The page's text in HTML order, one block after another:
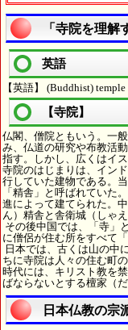
「寺院を理解
英語
【英語】 (Buddhist) temple
【寺院】
仏閣、僧院ともいう。一
み、仏道の研究や布教活
指す。しかし、広くはイ
寺院のはじまりは、イン
行していた建物である。
「精舎」と呼ばれていた
進によって建てられた。
ん）精舎と舎衛城（しゃ
その後中国では、「寺」
に僧侶が住む所をすべて
日本では、古くは山の中
ちに寺院は人々の住む町
時代には、キリスト教を
ばならないとする檀家（
日本仏教の宗